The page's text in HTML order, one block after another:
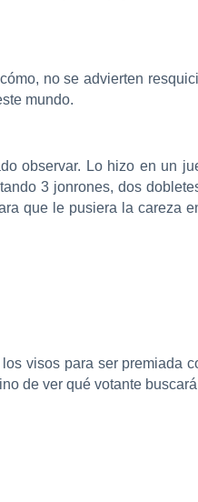
no se advierten
mundo.
observar. Lo hizo en un
3 jonrones, dos
que le pusiera la careza
visos para ser premiada
de ver qué votante